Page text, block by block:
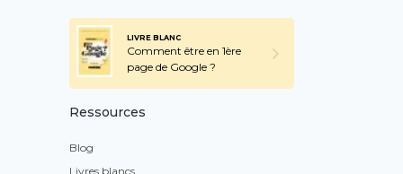
LIVRE BLANC
Comment être en 1ère
page de Google ?
Ressources
Blog
Livres blancs